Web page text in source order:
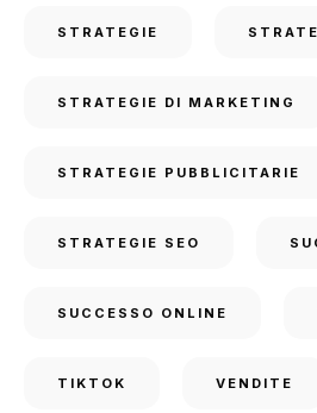
STRATEGIE
STRATEGIE DI MARKETING
STRATEGIE PUBBLICITARIE
STRATEGIE SEO
SUCCESSO ONLINE
TIKTOK VENDITE